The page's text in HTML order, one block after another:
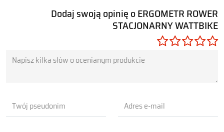
rozłożyć energię podczas pedałowania.
Dane te pozwalają na poprawienietechniki pedałowania w
bezpiecznym środowisku i osiągnięcie bardziej efektywnego
Dodaj swoją opinię o ERGOMETR ROWER
STACJONARNY WATTBIKE